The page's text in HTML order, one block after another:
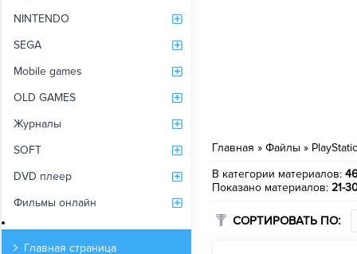
NINTENDO
SEGA
Mobile games
OLD GAMES
Журналы
SOFT
DVD плеер
Фильмы онлайн
Главная страница
Главная » Файлы »
В категории материалов:
Показано материалов: 21-
СОРТИРОВАТЬ ПО: